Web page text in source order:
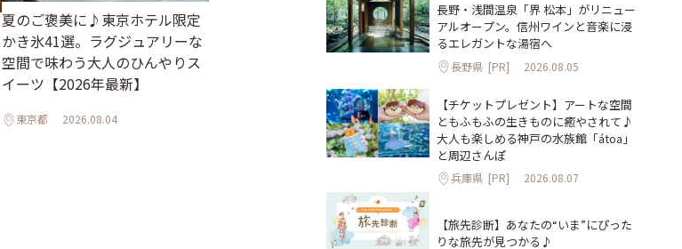
夏のご褒美に♪東京ホテル限定
かき氷41選。ラグジュアリーな
空間で味わう大人のひんやりス
イーツ【2026年最新】
東京都 2026.08.04
長野・浅間温泉「界 松本」がリニュー
アルオープン。信州ワインと音楽に浸
るエレガントな湯宿へ
長野県 [PR] 2026.08.05
【チケットプレゼント】アートな空間
ともふもふの生きものに癒やされて♪
大人も楽しめる神戸の水族館「átoa」
と周辺さんぽ
兵庫県 [PR] 2026.08.07
【旅先診断】あなたの“いま”にぴった
りな旅先が見つかる♪